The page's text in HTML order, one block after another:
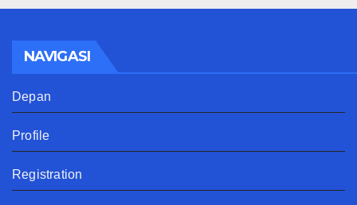
NAVIGASI
Depan
Profile
Registration